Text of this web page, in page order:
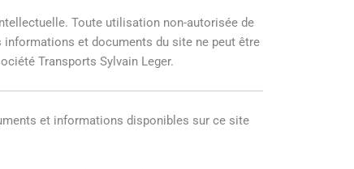
Toute utilisation non-autorisée de
et documents du site ne peut être
Transports Sylvain Leger.
et informations disponibles sur ce site